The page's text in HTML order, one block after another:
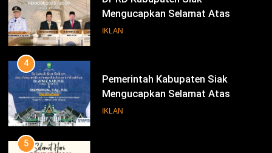
Mengucapkan Selamat Atas
Pengambilan Sumpah Jabatan
IKLAN
4
Pemerintah Kabupaten Siak
Mengucapkan Selamat Atas
Pengambilan Sumpah Jabatan
IKLAN
5